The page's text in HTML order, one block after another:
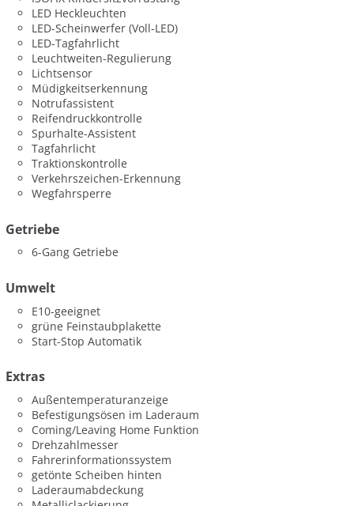
LED Heckleuchten
LED-Scheinwerfer (Voll-LED)
LED-Tagfahrlicht
Leuchtweiten-Regulierung
Lichtsensor
Müdigkeitserkennung
Notrufassistent
Reifendruckkontrolle
Spurhalte-Assistent
Tagfahrlicht
Traktionskontrolle
Verkehrszeichen-Erkennung
Wegfahrsperre
Getriebe
6-Gang Getriebe
Umwelt
E10-geeignet
grüne Feinstaubplakette
Start-Stop Automatik
Extras
Außentemperaturanzeige
Befestigungsösen im Laderaum
Coming/Leaving Home Funktion
Drehzahlmesser
Fahrerinformationssystem
getönte Scheiben hinten
Laderaumabdeckung